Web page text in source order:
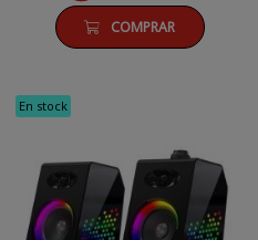
COMPRAR
En stock